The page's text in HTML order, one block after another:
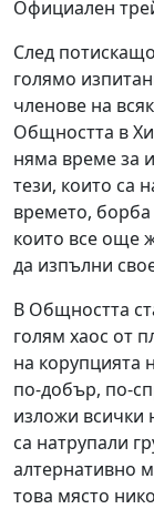
Официален
След
голямо
членове на
Общността в
няма време за
тези, които са
времето, борба
които все още
да изпълни
В Общността
голям хаос от
на корупцията
по-добър, по-
изложи всички
са натрупали
алтернативно
това място